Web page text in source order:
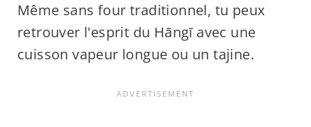
Même sans four traditionnel, tu peux
retrouver l'esprit du Hāngī avec une
cuisson vapeur longue ou un tajine.